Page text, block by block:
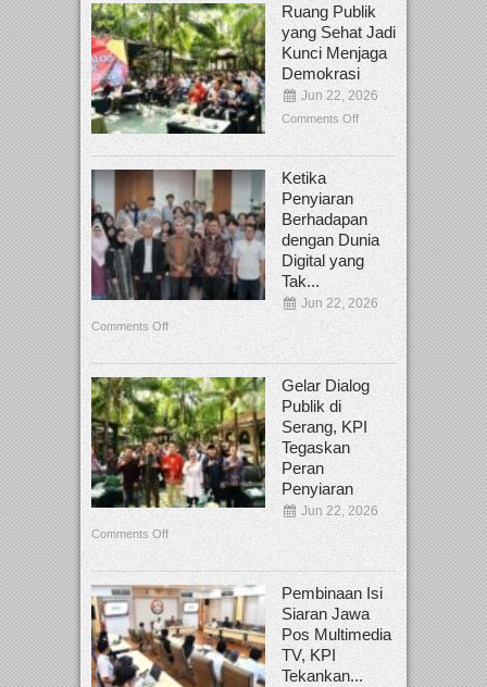
Ruang Publik
yang Sehat Jadi
Kunci Menjaga
Demokrasi
Jun 22, 2026
Comments Off
Ketika
Penyiaran
Berhadapan
dengan Dunia
Digital yang
Tak...
Jun 22, 2026
Comments Off
Gelar Dialog
Publik di
Serang, KPI
Tegaskan
Peran
Penyiaran
Jun 22, 2026
Comments Off
Pembinaan Isi
Siaran Jawa
Pos Multimedia
TV, KPI
Tekankan...